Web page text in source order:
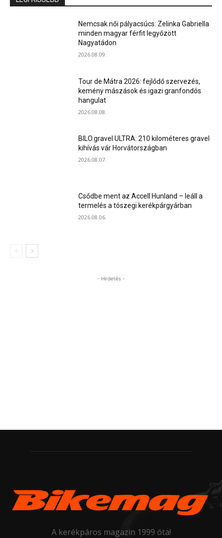
Nemcsak női pályacsúcs: Zelinka Gabriella
minden magyar férfit legyőzött
Nagyatádon
2026.08.09.
Tour de Mátra 2026: fejlődő szervezés,
kemény mászások és igazi granfondós
hangulat
2026.08.08.
BILO.gravel ULTRA: 210 kilométeres gravel
kihívás vár Horvátországban
2026.08.07.
Csődbe ment az Accell Hunland – leáll a
termelés a tószegi kerékpárgyárban
2026.08.06.
- Hirdetés -
A kerékpáros magazin 1999 óta!